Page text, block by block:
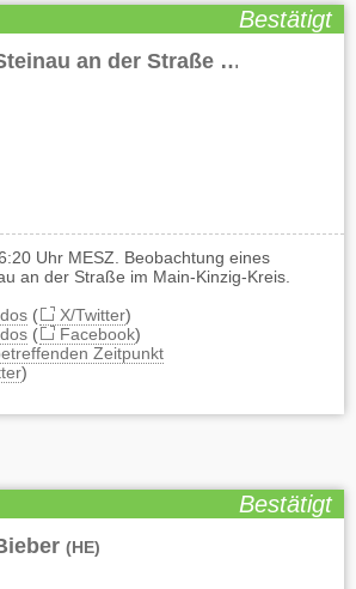
Bestätigt
Steinau an der Straße
(HE)
Uhr MESZ. Beobachtung eines
an der Straße im Main-Kinzig-Kreis.
( X/Twitter)
( Facebook)
Zeitpunkt
)
Bestätigt
(HE)